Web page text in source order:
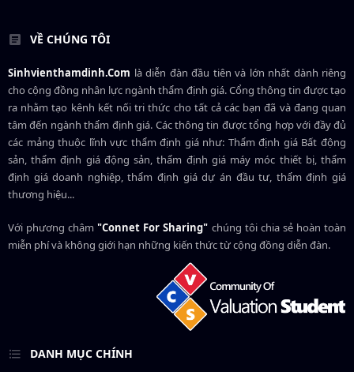
VỀ CHÚNG TÔI
Sinhvienthamdinh.Com là diễn đàn đầu tiên và lớn nhất dành riêng
cho cộng đồng nhân lực ngànhthẩm định giá. Cổng thông tin được tạo
ra nhằm tạo kênh kết nối tri thức cho tất cả các bạn đã và đang quan
tâm đến ngành thẩm định giá. Các thông tin được tổng hợp với đầy đủ
các mảng thuộc lĩnh vực thẩm định giá như: Thẩm định giá Bất động
sản, thẩm định giá động sản, thẩm định giá máy móc thiết bị, thẩm
định giá doanh nghiệp, thẩm định giá dự án đầu tư, thẩm định giá
thương hiệu...
Với phương châm"Connet For Sharing" chúng tôi chia sẻ hoàn toàn
miễn phí và không giới hạn những kiến thức từ cộng đồng diễn đàn.
DANH MỤC CHÍNH